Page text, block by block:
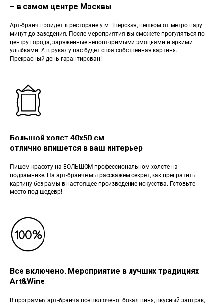
– в самом центре Москвы
Арт-бранч пройдет в ресторане у м. Тверская, пешком от метро пару
минут до заведения. После мероприятия вы сможете прогуляться по
центру города, заряженные неповторимыми эмоциями и яркими
улыбками. А в руках у вас будет своя собственная картина.
Прекрасный день гарантирован!
Большой холст 40х50 см
отлично впишется в ваш интерьер
Пишем красоту на БОЛЬШОМ профессиональном холсте на
подрамнике. На арт-бранче мы расскажем секрет, как превратить
картину без рамы в настоящее произведение искусства. Готовьте
место под шедевр!
Все включено. Мероприятие в лучших традициях
Art&Wine
В программу арт-бранча все включено: бокал вина, вкусный завтрак,